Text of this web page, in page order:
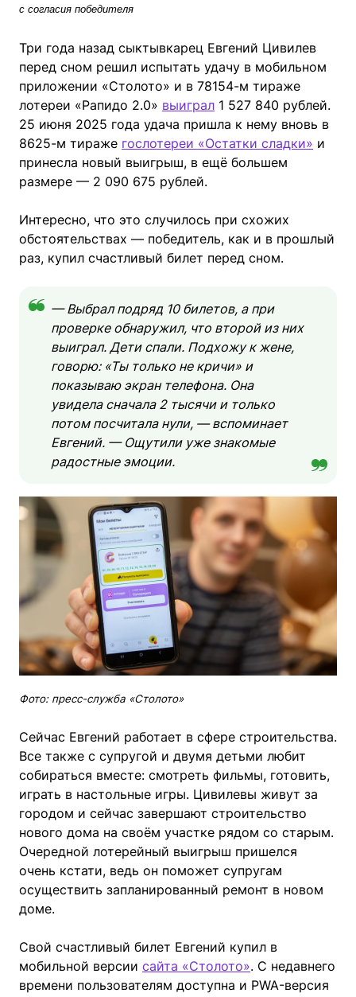
с согласия победителя
Три года назад сыктывкарец Евгений Цивилев
перед сном решил испытать удачу в мобильном
приложении «Столото» и в 78154-м тираже
лотереи «Рапидо 2.0» выиграл 1 527 840 рублей.
25 июня 2025 года удача пришла к нему вновь в
8625-м тираже гослотереи «Остатки сладки» и
принесла новый выигрыш, в ещё большем
размере — 2 090 675 рублей.
Интересно, что это случилось при схожих
обстоятельствах — победитель, как и в прошлый
раз, купил счастливый билет перед сном.
— Выбрал подряд 10 билетов, а при
проверке обнаружил, что второй из них
выиграл. Дети спали. Подхожу к жене,
говорю: «Ты только не кричи» и
показываю экран телефона. Она
увидела сначала 2 тысячи и только
потом посчитала нули, — вспоминает
Евгений. — Ощутили уже знакомые
радостные эмоции.
Фото: пресс-служба «Столото»
Сейчас Евгений работает в сфере строительства.
Все также с супругой и двумя детьми любит
собираться вместе: смотреть фильмы, готовить,
играть в настольные игры. Цивилевы живут за
городом и сейчас завершают строительство
нового дома на своём участке рядом со старым.
Очередной лотерейный выигрыш пришелся
очень кстати, ведь он поможет супругам
осуществить запланированный ремонт в новом
доме.
Свой счастливый билет Евгений купил в
мобильной версии сайта «Столото». С недавнего
времени пользователям доступна и PWA-версия